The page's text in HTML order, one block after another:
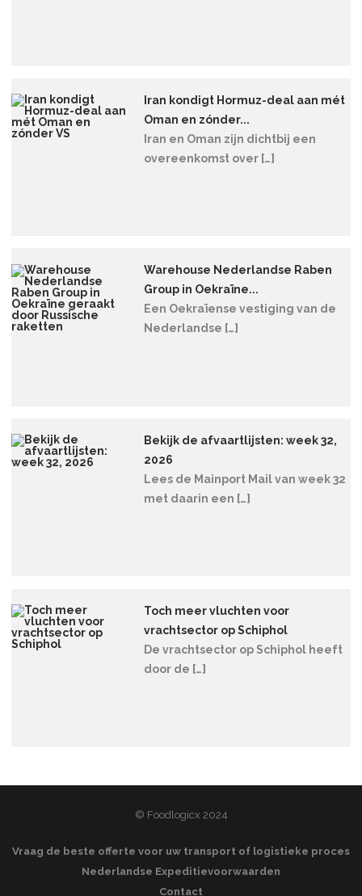
Iran kondigt Hormuz-deal aan mét
Oman en zónder...
Iran en Oman zijn dichtbij een
overeenkomst over […]
Warehouse Nederlandse Raben
Group in Oekraïne...
Een Oekraïense vestiging van de
Nederlandse […]
Bekijk de afvaartlijsten: week 32,
2026
Lees de Mainport Mail van week 32
met daarin een […]
Toch meer vluchten voor
vrachtsector op Schiphol
De vrachtsector op Schiphol heeft
door de […]
© Foodlogicx 2024
Vraag de beste offerte voor uw transport of logistieke proces
Nederlandse Expeditievoorwaarden
Contact